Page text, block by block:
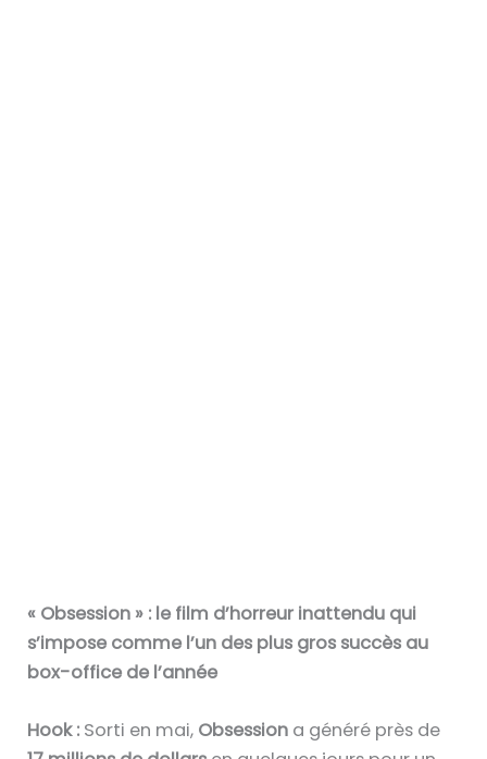
« Obsession » : le film d’horreur inattendu qui
s’impose comme l’un des plus gros succès au
box-office de l’année
Hook : Sorti en mai, Obsession a généré près de